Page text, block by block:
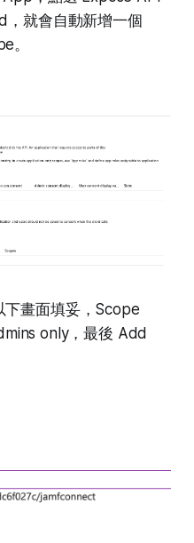
就會自動新增一個
。
畫面填妥，Scope
only，最後 Add